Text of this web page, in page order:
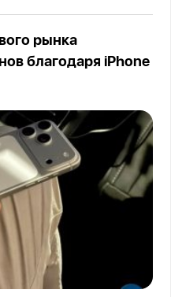
рынка
благодаря iPhone